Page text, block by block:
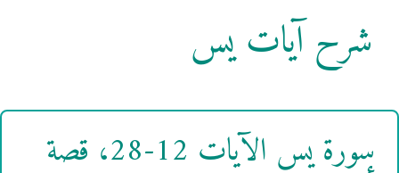
شرح آيات يس
سورة يس الآيات 12-28، قصة